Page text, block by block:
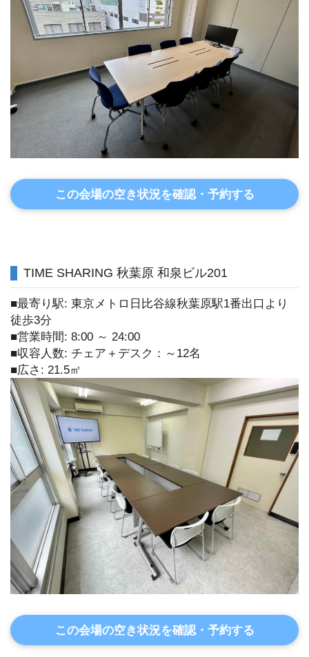
この会場の空き状況を確認・予約する
TIME SHARING 秋葉原 和泉ビル201
■最寄り駅: 東京メトロ日比谷線秋葉原駅1番出口より
徒歩3分
■営業時間: 8:00 ～ 24:00
■収容人数: チェア＋デスク：～12名
■広さ: 21.5㎡
この会場の空き状況を確認・予約する